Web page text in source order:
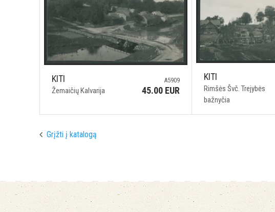
KITI
Žemaičių Kalvarija
A5909
45.00 EUR
KITI
Rimšės Švč. Trejybės
bažnyčia
Grįžti į katalogą